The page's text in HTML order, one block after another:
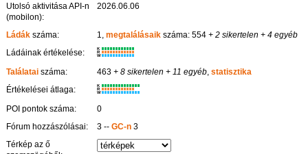
Utolsó aktivitása API-n
(mobilon):
2026.06.06
Ládák száma: 1,megtalálásaik száma: 554 + 2 sikertelen + 4 egyéb
Ládáinak értékelése:
K
R
W
Találatai száma: 463 + 8 sikertelen + 11 egyéb,statisztika
Értékelései átlaga:
K
R
W
POI pontok száma:
0
Fórum hozzászólásai:
3 --GC-n 3
Térkép az ő